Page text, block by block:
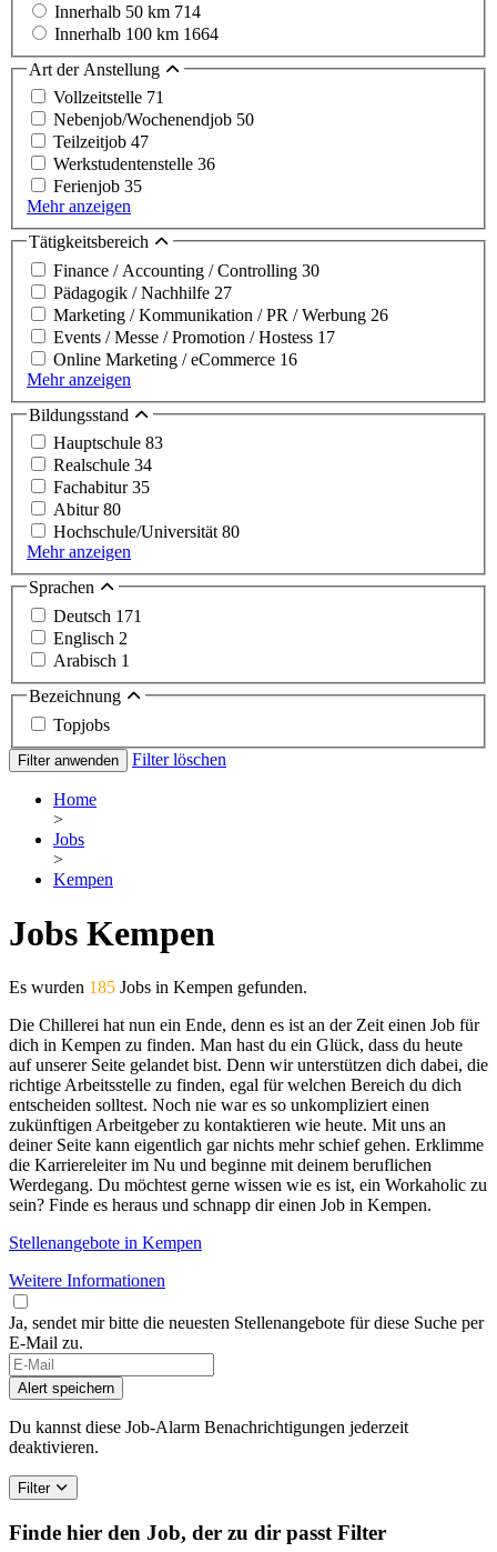
Innerhalb 50 km 714
Innerhalb 100 km 1664
Art der Anstellung
Vollzeitstelle 71
Nebenjob/Wochenendjob 50
Teilzeitjob 47
Werkstudentenstelle 36
Ferienjob 35
Mehr anzeigen
Tätigkeitsbereich
Finance / Accounting / Controlling 30
Pädagogik / Nachhilfe 27
Marketing / Kommunikation / PR / Werbung 26
Events / Messe / Promotion / Hostess 17
Online Marketing / eCommerce 16
Mehr anzeigen
Bildungsstand
Hauptschule 83
Realschule 34
Fachabitur35
Abitur80
Hochschule/Universität80
Mehr anzeigen
Sprachen
Deutsch 171
Englisch 2
Arabisch 1
Bezeichnung
Topjobs
Filter anwenden Filter löschen
Home
>
Jobs
>
Kempen
Jobs Kempen
Es wurden 185 Jobs in Kempen gefunden.
Die Chillerei hat nun ein Ende, denn es ist an der Zeit einen Job für
dich in Kempen zu finden. Man hast du ein Glück, dass du heute
auf unserer Seite gelandet bist. Denn wir unterstützen dich dabei, die
richtige Arbeitsstelle zu finden, egal für welchen Bereich du dich
entscheiden solltest. Noch nie war es so unkompliziert einen
zukünftigen Arbeitgeber zu kontaktieren wie heute. Mit uns an
deiner Seite kann eigentlich gar nichts mehr schief gehen. Erklimme
die Karriereleiter im Nu und beginne mit deinem beruflichen
Werdegang. Du möchtest gerne wissen wie es ist, ein Workaholic zu
sein? Finde es heraus und schnapp dir einen Job in Kempen.
Stellenangebote in Kempen
Weitere Informationen
Ja, sendet mir bitte die neuesten Stellenangebote für diese Suche per
E-Mail zu.
If
you
are
a
human,
this
field
Alert speichern
Du kannst diese Job-Alarm Benachrichtigungen jederzeit
deaktivieren.
Filter
Finde hier den Job, der zu dir passt Filter